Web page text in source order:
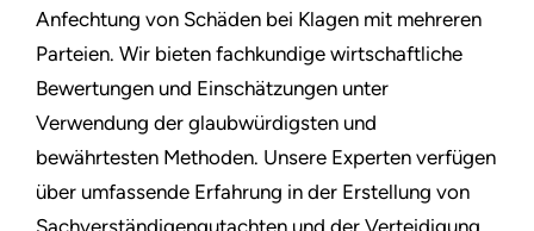
Anfechtung von Schäden bei Klagen mit mehreren
Parteien. Wir bieten fachkundige wirtschaftliche
Bewertungen und Einschätzungen unter
Verwendung der glaubwürdigsten und
bewährtesten Methoden. Unsere Experten verfügen
über umfassende Erfahrung in der Erstellung von